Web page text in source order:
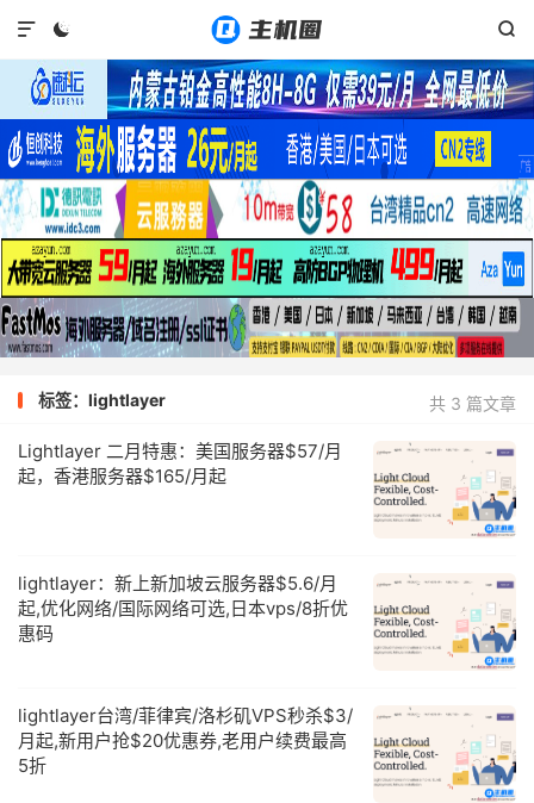
 

共 3 篇文章
标签：lightlayer
Lightlayer 二月特惠：美国服务器$57/月
起，香港服务器$165/月起
lightlayer：新上新加坡云服务器$5.6/月
起,优化网络/国际网络可选,日本vps/8折优
惠码
lightlayer台湾/菲律宾/洛杉矶VPS秒杀$3/
月起,新用户抢$20优惠券,老用户续费最高
5折